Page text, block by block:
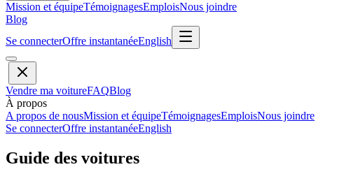
Mission et équipeTémoignagesEmploisNous joindre
Blog
Se connecterOffre instantanéeEnglish
Vendre ma voitureFAQBlog
À propos
A propos de nousMission et équipeTémoignagesEmploisNous joindre
Se connecterOffre instantanéeEnglish
Guide des voitures